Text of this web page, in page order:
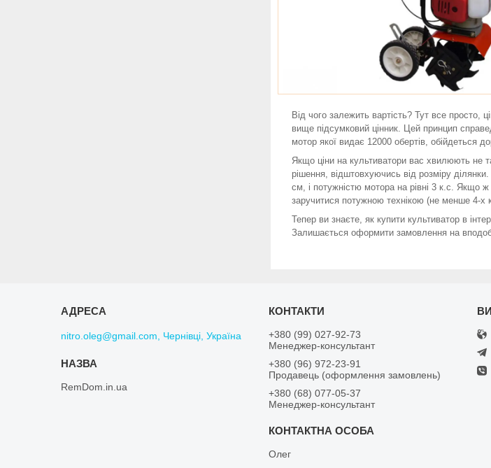
Від чого залежить вартість? Тут все просто,
вище підсумковий цінник. Цей принцип
мотор якої видає 12000 обертів, обійдеться
Якщо ціни на культиватори вас хвилюють не
рішення, відштовхуючись від розміру
см, і потужністю мотора на рівні 3 к.с. Якщо
заручитися потужною технікою (не менше 4-х
Тепер ви знаєте, як купити культиватор в
Залишається оформити замовлення на
nitro.oleg@gmail.com, Чернівці, Україна
RemDom.in.ua
+380 (99) 027-92-73
Менеджер-консультант
+380 (96) 972-23-91
Продавець (оформлення замовлень)
+380 (68) 077-05-37
Менеджер-консультант
Олег